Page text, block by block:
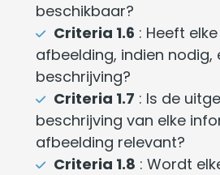
beschikbaar?
Criteria 1.6 : Heeft
afbeelding, indien nodig,
beschrijving?
Criteria 1.7 : Is de
beschrijving van elke
afbeelding relevant?
Criteria 1.8 : Wordt